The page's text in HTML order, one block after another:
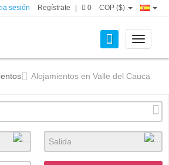
sesión Regístrate 0 COP ($)
Toggle
Alojamientos en Valle del Cauca